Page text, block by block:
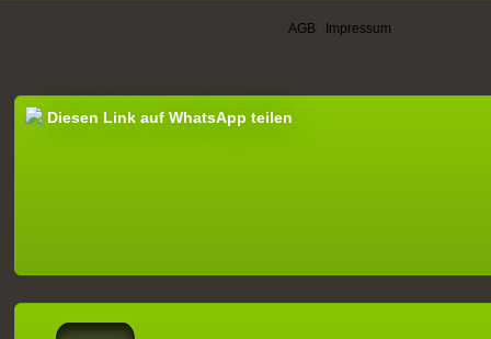
AGB Impressum
Diesen Link auf WhatsApp teilen